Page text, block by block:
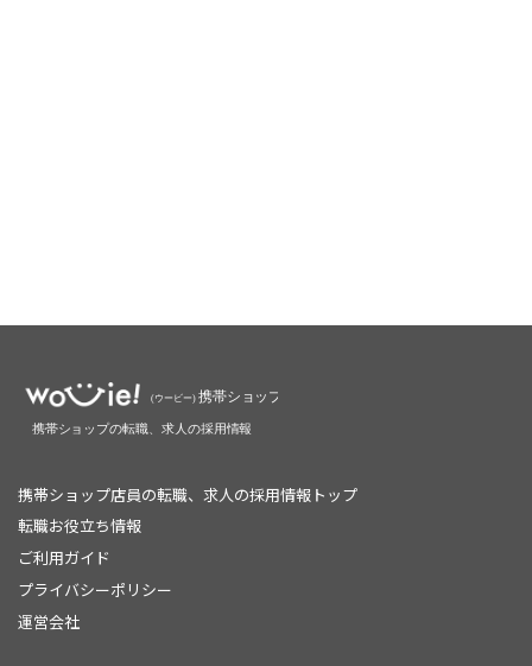
携帯ショップ店員の転職、求人の採用情報トップ
転職お役立ち情報
ご利用ガイド
プライバシーポリシー
運営会社